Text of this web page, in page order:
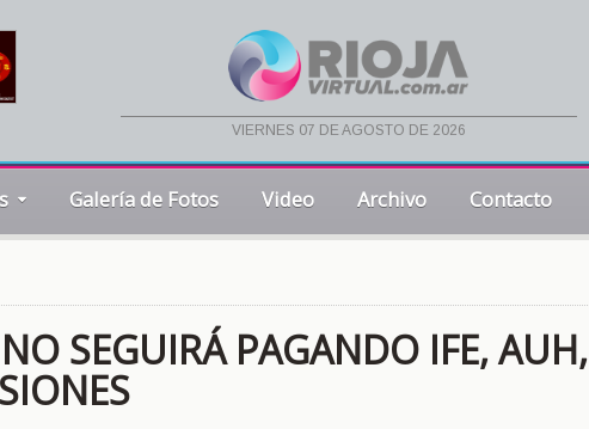
viernes 07 de agosto de 2026
Galería de Fotos Video Archivo Contacto
SEGUIRÁ PAGANDO IFE, AUH,